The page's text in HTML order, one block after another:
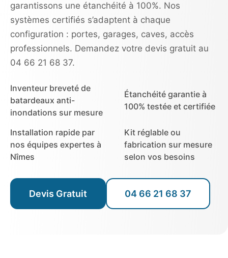
garantissons une étanchéité à 100%. Nos
systèmes certifiés s’adaptent à chaque
configuration : portes, garages, caves, accès
professionnels. Demandez votre devis gratuit au
04 66 21 68 37.
Inventeur breveté de
batardeaux anti-
inondations sur mesure
Étanchéité garantie à
100% testée et certifiée
Installation rapide par
nos équipes expertes à
Nîmes
Kit réglable ou
fabrication sur mesure
selon vos besoins
Devis Gratuit 04 66 21 68 37